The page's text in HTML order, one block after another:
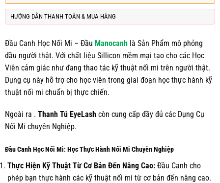
HƯỚNG DẪN THANH TOÁN & MUA HÀNG
Đầu Canh Học Nối Mi – Đầu Manocanh là Sản Phẩm mô phỏng
đầu người thật. Với chất liệu Sillicon mềm mại tạo cho các Học
Viên cảm giác như đang thao tác kỹ thuật nối mi trên người thật.
Dụng cụ này hỗ trợ cho học viên trong giai đoạn học thực hành kỹ
thuật nối mi chuẩn bị thực chiến.
Ngoài ra . Thanh Tú EyeLash còn cung cấp đầy đủ các Dụng Cụ
Nối Mi chuyên Nghiệp.
Đầu Canh Học Nối Mi: Học Thực Hành Nối Mi Chuyên Nghiệp
Thực Hiện Kỹ Thuật Từ Cơ Bản Đến Nâng Cao: Đầu Canh cho
phép bạn thực hành các kỹ thuật nối mi từ cơ bản đến nâng cao.